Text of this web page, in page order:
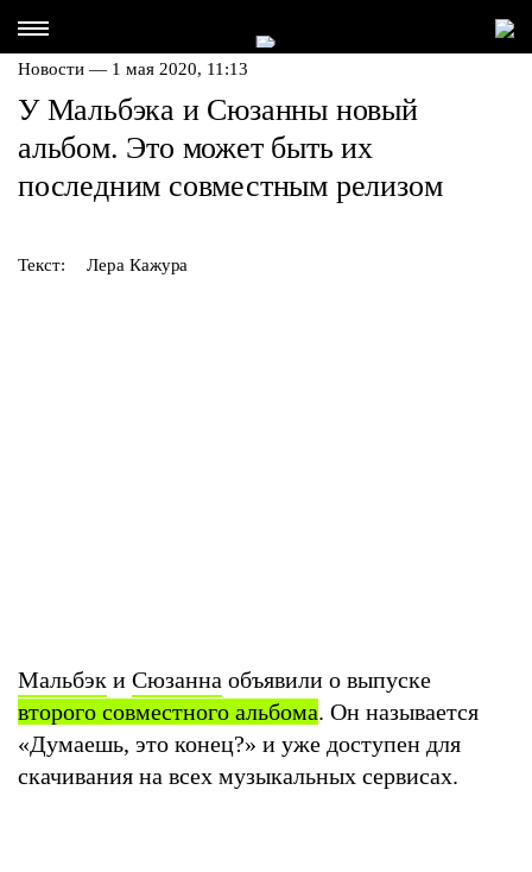
Новости — 1 мая 2020, 11:13
У Мальбэка и Сюзанны новый
альбом. Это может быть их
последним совместным релизом
Текст: Лера Кажура
Мальбэк и Сюзанна объявили о выпуске
второго совместного альбома. Он называется
«Думаешь, это конец?» и уже доступен для
скачивания на всех музыкальных сервисах.